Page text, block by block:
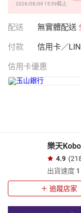
2026/08/09 15:59截止
配送 無實體配送
付款 信用卡／
信用卡優惠
樂天
4.9
出貨速度
追蹤店家